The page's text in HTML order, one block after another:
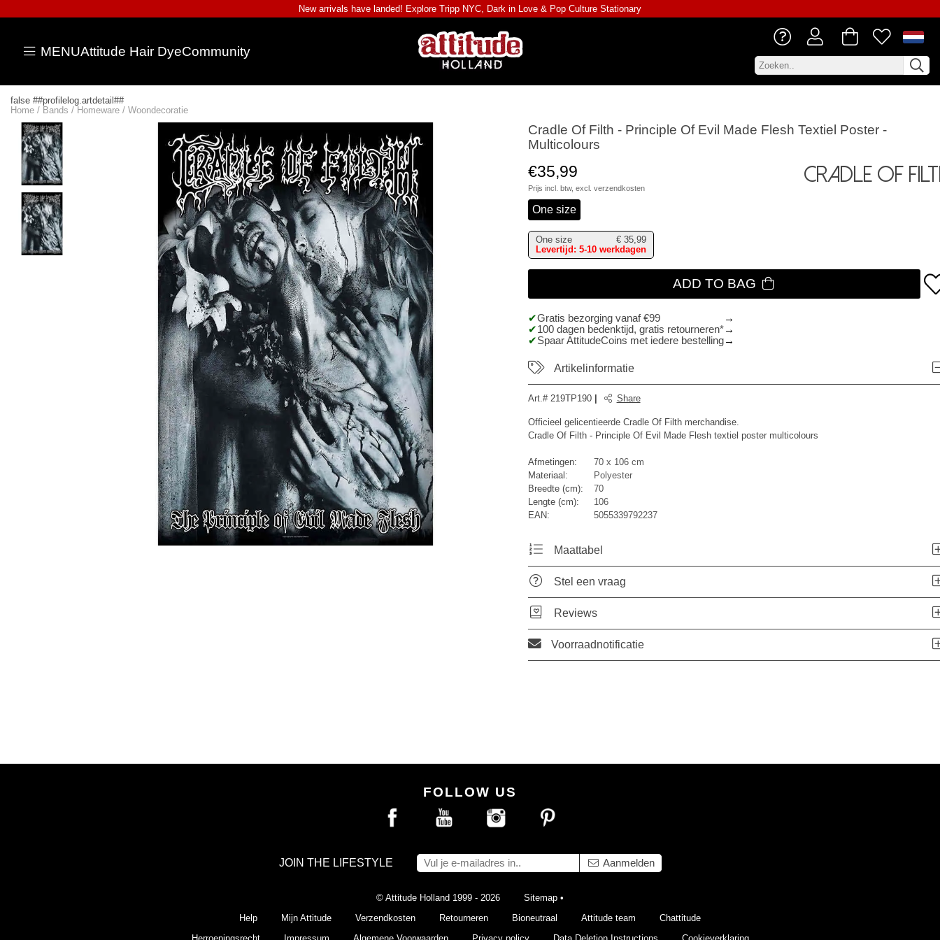
New arrivals have landed! Explore Tripp NYC, Dark in Love & Pop Culture Stationary
MENUAttitude Hair DyeCommunity
false ##profilelog.artdetail##
Home / Bands / Homeware / Woondecoratie
Cradle Of Filth - Principle Of Evil Made Flesh Textiel Poster -
Multicolours
€35,99
Prijs incl. btw, excl. verzendkosten
Cradle Of
One size
One size € 35,99
Levertijd: 5-10 werkdagen
ADD TO BAG
Gratis bezorging vanaf €99
100 dagen bedenktijd, gratis retourneren*
Spaar AttitudeCoins met iedere bestelling
Artikelinformatie
Art.# 219TP190 Share
Officieel gelicentieerde Cradle Of Filth merchandise.
Cradle Of Filth - Principle Of Evil Made Flesh textiel poster multicolours
Afmetingen:
70 x 106 cm
Materiaal:
Polyester
Breedte (cm):
70
Lengte (cm):
106
EAN:
5055339792237
Maattabel
Stel een vraag
Reviews
Voorraadnotificatie
FOLLOW US
JOIN THE LIFESTYLE Aanmelden
© Attitude Holland 1999 - 2026 Sitemap •
Help
Mijn Attitude Verzendkosten Retourneren Bioneutraal Attitude team
Chattitude